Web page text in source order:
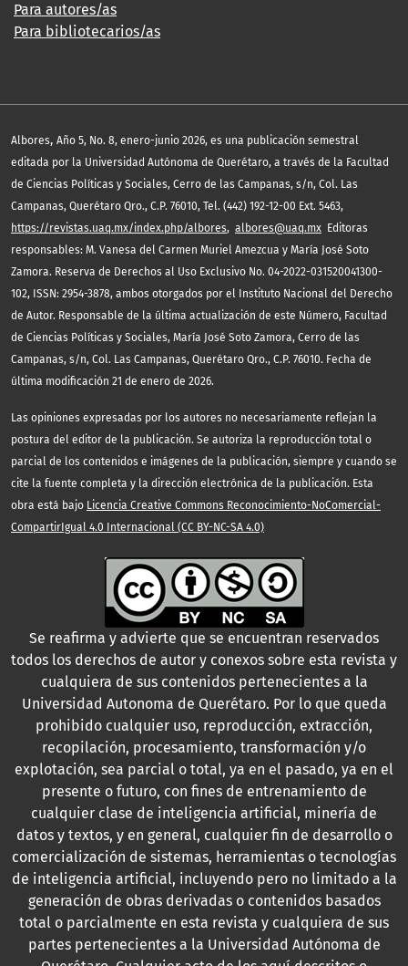
Para autores/as
Para bibliotecarios/as
Albores, Año 5, No. 8, enero-junio 2026, es una publicación semestral
editada por la Universidad Autónoma de Querétaro, a través de la Facultad
de Ciencias Políticas y Sociales, Cerro de las Campanas, s/n, Col. Las
Campanas, Querétaro Qro., C.P. 76010, Tel. (442) 192-12-00 Ext. 5463,
https://revistas.uaq.mx/index.php/albores, albores@uaq.mx Editoras
responsables: M. Vanesa del Carmen Muriel Amezcua y María José Soto
Zamora. Reserva de Derechos al Uso Exclusivo No. 04-2022-031520041300-
102, ISSN: 2954-3878, ambos otorgados por el Instituto Nacional del Derecho
de Autor. Responsable de la última actualización de este Número, Facultad
de Ciencias Políticas y Sociales, María José Soto Zamora, Cerro de las
Campanas, s/n, Col. Las Campanas, Querétaro Qro., C.P. 76010. Fecha de
última modificación 21 de enero de 2026.
Las opiniones expresadas por los autores no necesariamente reflejan la
postura del editor de la publicación. Se autoriza la reproducción total o
parcial de los contenidos e imágenes de la publicación, siempre y cuando se
cite la fuente completa y la dirección electrónica de la publicación. Esta
obra está bajo Licencia Creative Commons Reconocimiento-NoComercial-
CompartirIgual 4.0 Internacional (CC BY-NC-SA 4.0)
Se reafirma y advierte que se encuentran reservados
todos los derechos de autor y conexos sobre esta revista y
cualquiera de sus contenidos pertenecientes a la
Universidad Autonoma de Querétaro. Por lo que queda
prohibido cualquier uso, reproducción, extracción,
recopilación, procesamiento, transformación y/o
explotación, sea parcial o total, ya en el pasado, ya en el
presente o futuro, con fines de entrenamiento de
cualquier clase de inteligencia artificial, minería de
datos y textos, y en general, cualquier fin de desarrollo o
comercialización de sistemas, herramientas o tecnologías
de inteligencia artificial, incluyendo pero no limitado a la
generación de obras derivadas o contenidos basados
total o parcialmente en esta revista y cualquiera de sus
partes pertenecientes a la Universidad Autónoma de